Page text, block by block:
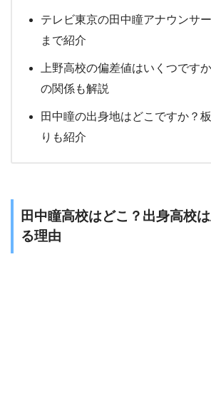
テレビ東京の田中瞳アナウンサ
まで紹介
上野高校の偏差値はいくつです
の関係も解説
田中瞳の出身地はどこですか？
りも紹介
田中瞳高校はどこ？出身高校
る理由